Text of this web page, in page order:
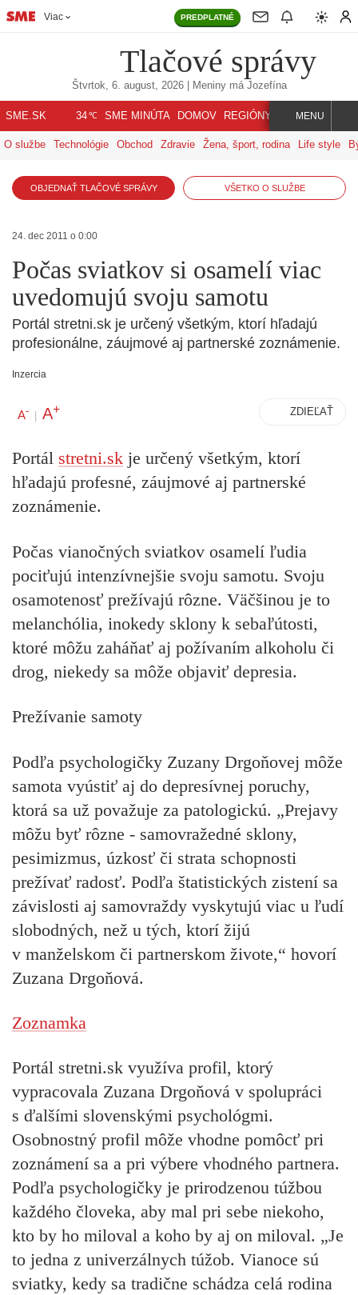
Viac PREDPLATNÉ
Tlačové správy
Štvrtok, 6. august, 2026| Meniny má Jozefína
SME.SK 34℃ SME MINÚTA DOMOV REGIÓNY INDEX SVET
MENU
O službe Technológie Obchod Zdravie Žena, šport, rodina Life style
OBJEDNAŤ TLAČOVÉ SPRÁVY VŠETKO O SLUŽBE
24. dec 2011 o 0:00
Počas sviatkov si osamelí viac
uvedomujú svoju samotu
Portál stretni.sk je určený všetkým, ktorí hľadajú
profesionálne, záujmové aj partnerské zoznámenie.
Inzercia
A- | A+ ZDIEĽAŤ
Portál stretni.sk je určený všetkým, ktorí
hľadajú profesné, záujmové aj partnerské
zoznámenie.
Počas vianočných sviatkov osamelí ľudia
pociťujú intenzívnejšie svoju samotu. Svoju
osamotenosť prežívajú rôzne. Väčšinou je to
melanchólia, inokedy sklony k sebaľútosti,
ktoré môžu zaháňať aj požívaním alkoholu či
drog, niekedy sa môže objaviť depresia.
Prežívanie samoty
Podľa psychologičky Zuzany Drgoňovej môže
samota vyústiť aj do depresívnej poruchy,
ktorá sa už považuje za patologickú. „Prejavy
môžu byť rôzne - samovražedné sklony,
pesimizmus, úzkosť či strata schopnosti
prežívať radosť. Podľa štatistických zistení sa
závislosti aj samovraždy vyskytujú viac u ľudí
slobodných, než u tých, ktorí žijú
v manželskom či partnerskom živote,“ hovorí
Zuzana Drgoňová.
Zoznamka
Portál stretni.sk využíva profil, ktorý
vypracovala Zuzana Drgoňová v spolupráci
s ďalšími slovenskými psychológmi.
Osobnostný profil môže vhodne pomôcť pri
zoznámení sa a pri výbere vhodného partnera.
Podľa psychologičky je prirodzenou túžbou
každého človeka, aby mal pri sebe niekoho,
kto by ho miloval a koho by aj on miloval. „Je
to jedna z univerzálnych túžob. Vianoce sú
sviatky, kedy sa tradične schádza celá rodina